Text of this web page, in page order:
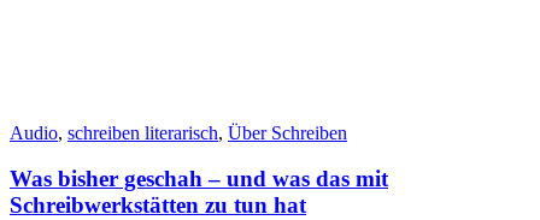
Audio, schreiben literarisch, Über Schreiben
Was bisher geschah – und was das mit
Schreibwerkstätten zu tun hat